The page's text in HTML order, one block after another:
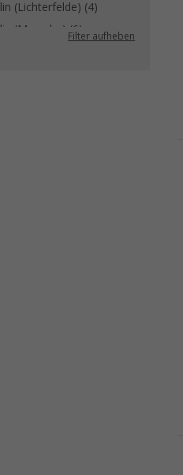
(Lichterfelde) (4)
(Marzahn) (6)
Filter aufheben